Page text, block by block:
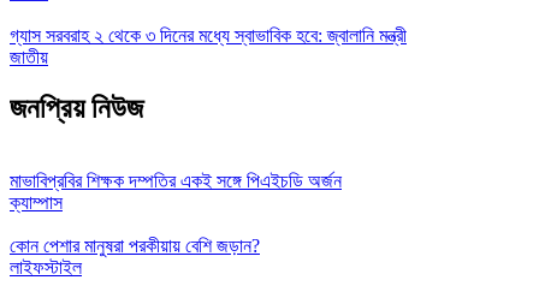
গ্যাস সরবরাহ ২ থেকে ৩ দিনের মধ্যে স্বাভাবিক হবে: জ্বালানি মন্ত্রী
জাতীয়
জনপ্রিয় নিউজ
মাভাবিপ্রবির শিক্ষক দম্পতির একই সঙ্গে পিএইচডি অর্জন
ক্যাম্পাস
কোন পেশার মানুষরা পরকীয়ায় বেশি জড়ান?
লাইফস্টাইল